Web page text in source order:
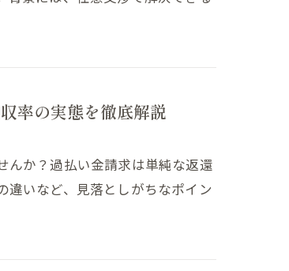
率の実態を徹底解説
んか？過払い金請求は単純な返還
違いなど、見落としがちなポイン